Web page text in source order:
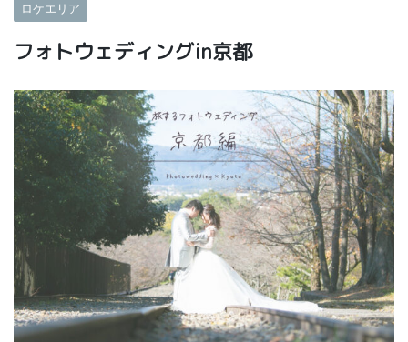
ロケエリア
フォトウェディングin京都